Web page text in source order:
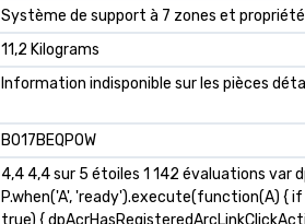
‎Système de support à 7 zones et
‎11,2 Kilograms
‎Information indisponible sur les pièces
B017BEQPOW
4,4 4,4 sur 5 étoiles 1 142 évaluations var
P.when('A', 'ready').execute(function(A) {